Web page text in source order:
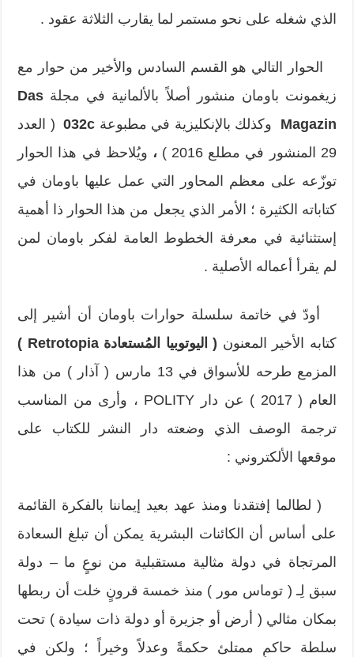
الذي شغله على نحو مستمر لما يقارب الثلاثة عقود .
الحوار التالي هو القسم السادس والأخير من حوار مع
زيغمونت باومان منشور أصلاً بالألمانية في مجلة Das
Magazin وكذلك بالإنكليزية في مطبوعة 032c ( العدد
29 المنشور في مطلع 2016 )
، ويُلاحظ في هذا الحوار
توزّعه على معظم المحاور التي عمل عليها باومان في
كتاباته الكثيرة ؛ الأمر الذي يجعل من هذا الحوار ذا أهمية
إستثنائية في معرفة الخطوط العامة لفكر باومان لمن
لم يقرأ أعماله الأصلية .
أودّ في خاتمة سلسلة حوارات باومان أن أشير إلى
كتابه الأخير المعنون ( اليوتوبيا المُستعادةRetrotopia
)
المزمع طرحه للأسواق في 13 مارس ( آذار ) من هذا
العام ( 2017 ) عن دار POLITY ، وأرى من المناسب
ترجمة الوصف الذي وضعته دار النشر للكتاب على
موقعها الألكتروني :
( لطالما إفتقدنا ومنذ عهد بعيد إيماننا بالفكرة القائمة
على أساس أن الكائنات البشرية يمكن أن تبلغ السعادة
المرتجاة في دولة مثالية مستقبلية من نوعٍ ما – دولة
سبق لِـ ( توماس مور ) منذ خمسة قرونٍ خلت أن ربطها
بمكان مثالي ( أرض أو جزيرة أو دولة ذات سيادة ) تحت
سلطة حاكمٍ ممتلئ حكمةً وعدلاً وخيراً ؛ ولكن في